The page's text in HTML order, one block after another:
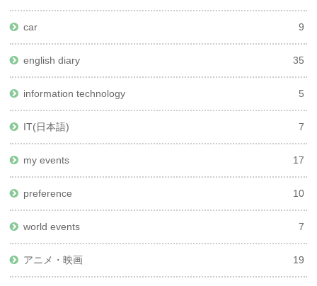
car 9
english diary 35
information technology 5
IT(日本語) 7
my events 17
preference 10
world events 7
アニメ・映画 19